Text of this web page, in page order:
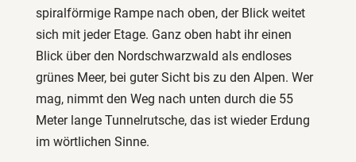
spiralförmige Rampe nach oben, der Blick weitet
sich mit jeder Etage. Ganz oben habt ihr einen
Blick über den Nordschwarzwald als endloses
grünes Meer, bei guter Sicht bis zu den Alpen. Wer
mag, nimmt den Weg nach unten durch die 55
Meter lange Tunnelrutsche, das ist wieder Erdung
im wörtlichen Sinne.